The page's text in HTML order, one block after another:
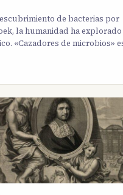
de bacterias por
la humanidad ha
«Cazadores de microbios»